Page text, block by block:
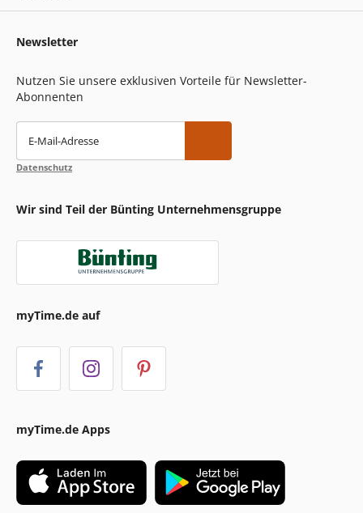
Newsletter
Nutzen Sie unsere exklusiven Vorteile für Newsletter-
Abonnenten
E-Mail-Adresse
Datenschutz
Wir sind Teil der Bünting Unternehmensgruppe
myTime.de auf
myTime.de Apps